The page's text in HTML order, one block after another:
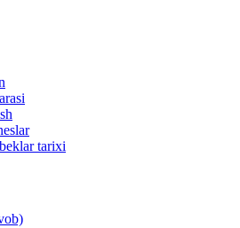
tarixi